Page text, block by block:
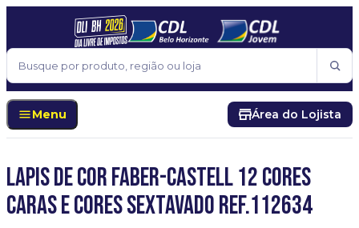
Pular para o conteúdo
Buscar
Menu Área do Lojista
LAPIS DE COR FABER-CASTELL 12 CORES
CARAS E CORES SEXTAVADO REF.112634